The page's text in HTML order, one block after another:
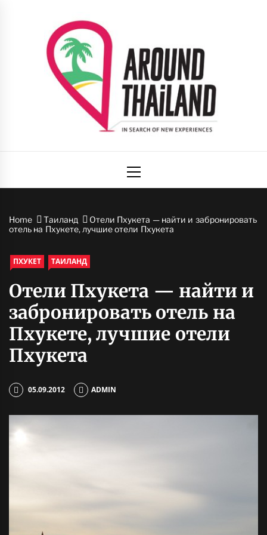
Таиланда
Menu
Home Таиланд
Отели Пхукета — найти и забронировать
отель на Пхукете, лучшие отели Пхукета
ПХУКЕТ ТАИЛАНД
Отели Пхукета — найти и
забронировать отель на
Пхукете, лучшие отели
Пхукета
05.09.2012 ADMIN